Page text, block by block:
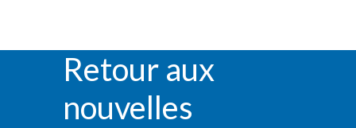
Retour aux
nouvelles